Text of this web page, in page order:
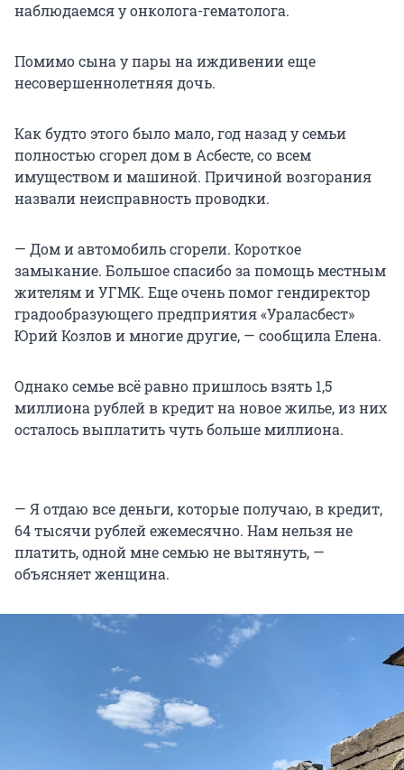
наблюдаемся у онколога-гематолога.
Помимо сына у пары на иждивении еще
несовершеннолетняя дочь.
Как будто этого было мало, год назад у семьи
полностью сгорел дом в Асбесте, со всем
имуществом и машиной. Причиной возгорания
назвали неисправность проводки.
— Дом и автомобиль сгорели. Короткое
замыкание. Большое спасибо за помощь местным
жителям и УГМК. Еще очень помог гендиректор
градообразующего предприятия «Ураласбест»
Юрий Козлов и многие другие, — сообщила Елена.
Однако семье всё равно пришлось взять 1,5
миллиона рублей в кредит на новое жилье, из них
осталось выплатить чуть больше миллиона.
— Я отдаю все деньги, которые получаю, в кредит,
64 тысячи рублей ежемесячно. Нам нельзя не
платить, одной мне семью не вытянуть, —
объясняет женщина.